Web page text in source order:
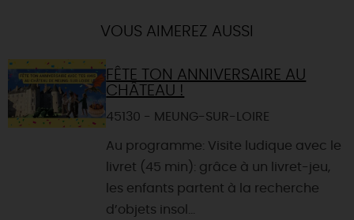
VOUS AIMEREZ AUSSI
FÊTE TON ANNIVERSAIRE AU
CHÂTEAU !
45130 - MEUNG-SUR-LOIRE
Au programme: Visite ludique avec le
livret (45 min): grâce à un livret-jeu,
les enfants partent à la recherche
d’objets insol...